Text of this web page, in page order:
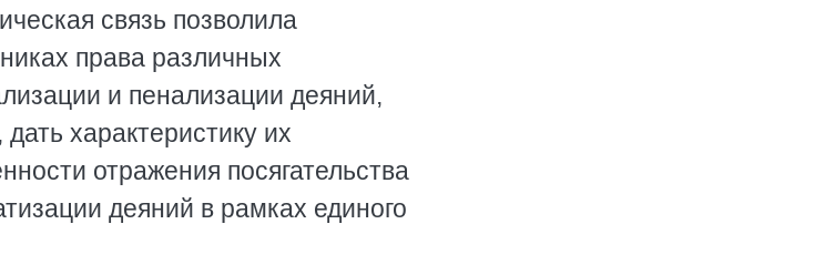
связь позволила
права различных
и пенализации деяний,
характеристику их
отражения посягательства
деяний в рамках единого